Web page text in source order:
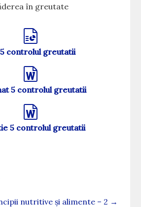
în greutate
controlul greutatii
5 controlul greutatii
5 controlul greutatii
nutritive și alimente – 2 →